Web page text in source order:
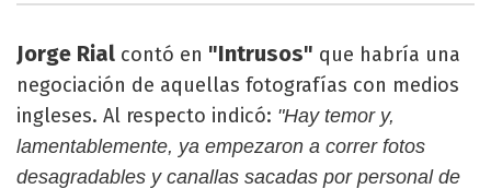
Jorge Rial contó en "Intrusos" que habría una
negociación de aquellas fotografías con medios
ingleses. Al respecto indicó: "Hay temor y,
lamentablemente, ya empezaron a correr fotos
desagradables y canallas sacadas por personal de